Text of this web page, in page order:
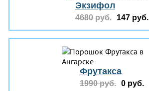
Экзифол
4680 руб. 147 руб.
Фрутакса
1990 руб. 0 руб.